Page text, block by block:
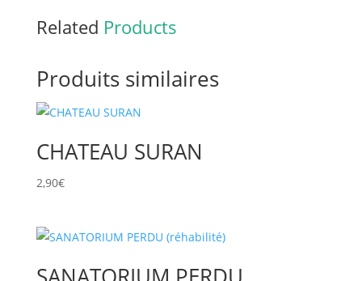
Related Products
Produits similaires
CHATEAU SURAN
2,90€